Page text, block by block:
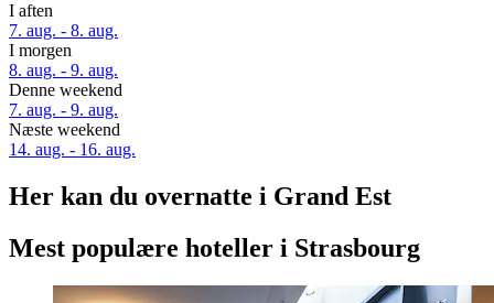
I aften
7. aug. - 8. aug.
I morgen
8. aug. - 9. aug.
Denne weekend
7. aug. - 9. aug.
Næste weekend
14. aug. - 16. aug.
Her kan du overnatte i Grand Est
Mest populære hoteller i Strasbourg